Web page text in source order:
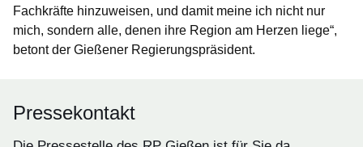
Fachkräfte hinzuweisen, und damit meine ich nicht nur
mich, sondern alle, denen ihre Region am Herzen liege“,
betont der Gießener Regierungspräsident.
Pressekontakt